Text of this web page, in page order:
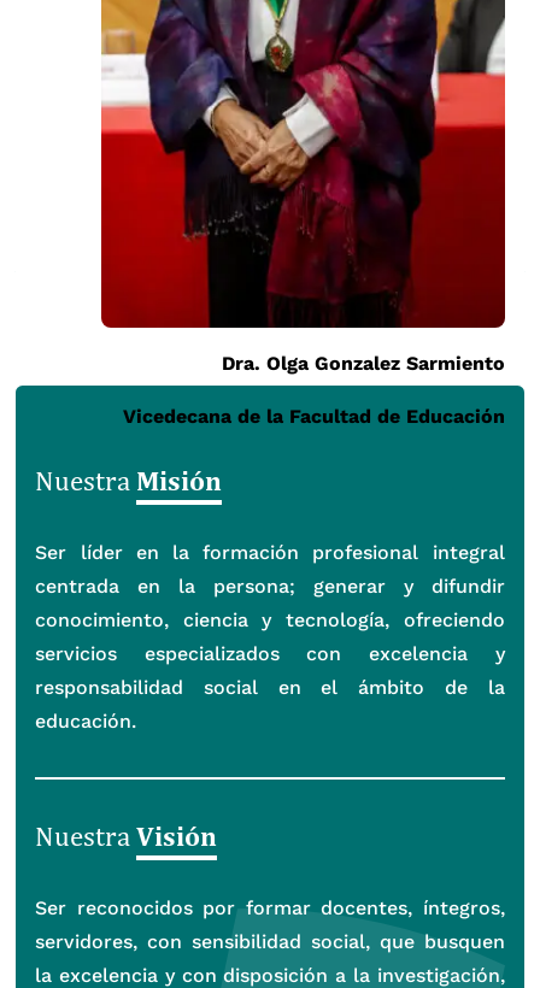
de capacitación, diplomados, especializaciones,
cursos y asesorías en beneficio de docentes,
directores, especialistas y funcionarios de la
educación pública, en todo el país.
Dra. Olga Gonzalez Sarmiento
Vicedecana de la Facultad de Educación
Nuestra Misión
Ser líder en la formación profesional integral
centrada en la persona; generar y difundir
conocimiento, ciencia y tecnología, ofreciendo
servicios especializados con excelencia y
responsabilidad social en el ámbito de la
educación.
NuestraVisión
Ser reconocidos por formar docentes, íntegros,
servidores, con sensibilidad social, que busquen
la excelencia y con disposición a la investigación,